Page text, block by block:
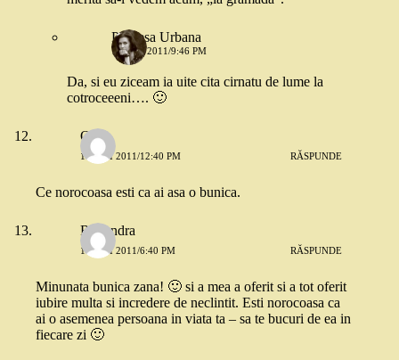
Printesa Urbana
16 MAI 2011/9:46 PM
Da, si eu ziceam ia uite cita cirnatu de lume la
cotroceeeni…. 🙂
Oana
16 MAI 2011/12:40 PM RĂSPUNDE
Ce norocoasa esti ca ai asa o bunica.
Ruxandra
16 MAI 2011/6:40 PM RĂSPUNDE
Minunata bunica zana! 🙂 si a mea a oferit si a tot oferit
iubire multa si incredere de neclintit. Esti norocoasa ca
ai o asemenea persoana in viata ta – sa te bucuri de ea in
fiecare zi 🙂